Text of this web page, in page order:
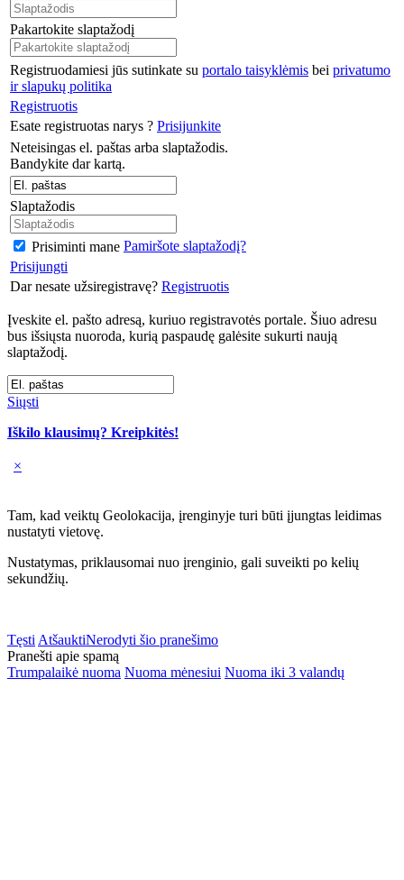
Pakartokite slaptažodį
Registruodamiesi jūs sutinkate su portalo taisyklėmis bei privatumo
ir slapukų politika
Registruotis
Esate registruotas narys ? Prisijunkite
Neteisingas el. paštas arba slaptažodis.
Bandykite dar kartą.
Slaptažodis
Prisiminti mane Pamiršote slaptažodį?
Prisijungti
Dar nesate užsiregistravę? Registruotis
Įveskite el. pašto adresą, kuriuo registravotės portale. Šiuo adresu
bus išsiųsta nuoroda, kurią paspaudę galėsite sukurti naują
slaptažodį.
Siųsti
Iškilo klausimų? Kreipkitės!
×
Tam, kad veiktų Geolokacija, įrenginyje turi būti įjungtas leidimas
nustatyti vietovę.
Nustatymas, priklausomai nuo įrenginio, gali suveikti po kelių
sekundžių.
Tęsti AtšauktiNerodyti šio pranešimo
Pranešti apie spamą
Trumpalaikė nuoma Nuoma mėnesiui Nuoma iki 3 valandų